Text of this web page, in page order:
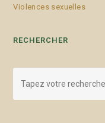
Violences sexuelles
RECHERCHER